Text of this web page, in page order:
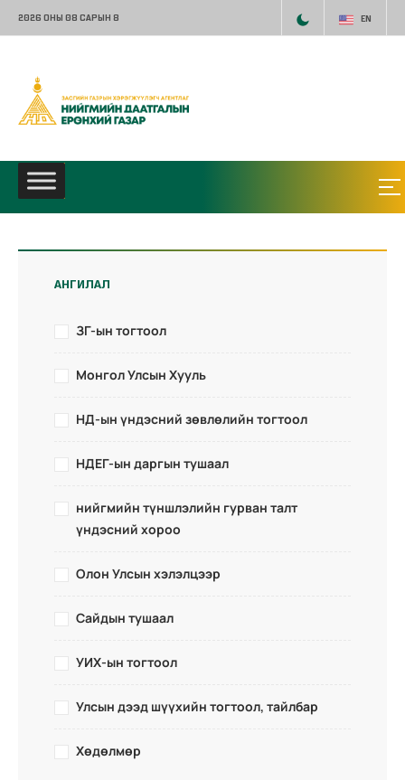
2026 ОНЫ 08 САРЫН 8 EN
АНГИЛАЛ
ЗГ-ын тогтоол
Монгол Улсын Хууль
НД-ын үндэсний зөвлөлийн тогтоол
НДЕГ-ын даргын тушаал
нийгмийн түншлэлийн гурван талт
үндэсний хороо
Олон Улсын хэлэлцээр
Сайдын тушаал
УИХ-ын тогтоол
Улсын дээд шүүхийн тогтоол, тайлбар
Хөдөлмөр